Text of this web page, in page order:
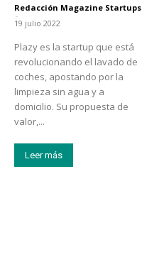
Redacción Magazine Startups
-
19 julio 2022
Plazy es la startup que está
revolucionando el lavado de
coches, apostando por la
limpieza sin agua y a
domicilio. Su propuesta de
valor,...
Leer más